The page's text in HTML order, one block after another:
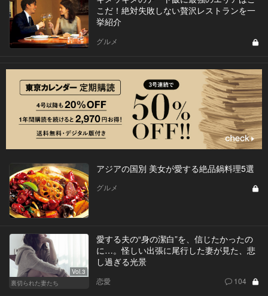
こだ！絶対失敗しない贅沢レストランを一
挙紹介
グルメ
アジアの国別 美女が愛する絶品鍋料理5選
グルメ
Vol.3
裏切られた妻たち
愛する夫の“身の潔白”を、信じたかったの
に…。怪しい出張に尾行した妻が見た、悲
し過ぎる光景
恋愛 104